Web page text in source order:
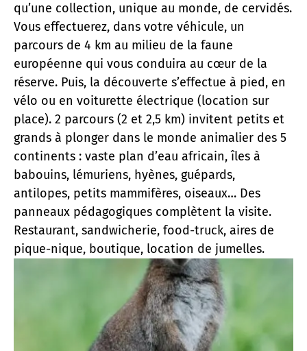
qu’une collection, unique au monde, de cervidés.
Vous effectuerez, dans votre véhicule, un
parcours de 4 km au milieu de la faune
européenne qui vous conduira au cœur de la
réserve. Puis, la découverte s’effectue à pied, en
vélo ou en voiturette électrique (location sur
place). 2 parcours (2 et 2,5 km) invitent petits et
grands à plonger dans le monde animalier des 5
continents : vaste plan d’eau africain, îles à
babouins, lémuriens, hyènes, guépards,
antilopes, petits mammifères, oiseaux… Des
panneaux pédagogiques complètent la visite.
Restaurant, sandwicherie, food-truck, aires de
pique-nique, boutique, location de jumelles.